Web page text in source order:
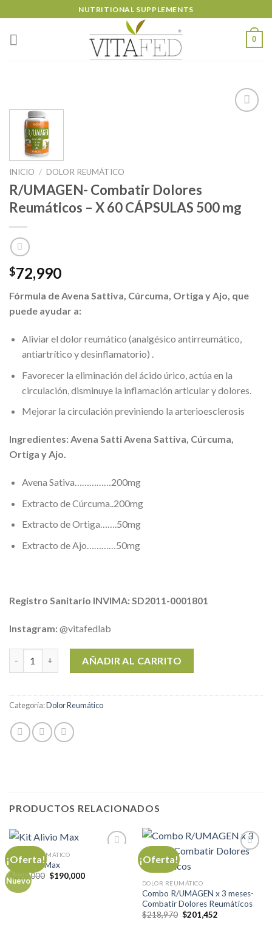
to
content
NUTRITIONAL SUPPLEMENTS
0
INICIO / DOLOR REUMÁTICO
R/UMAGEN- Combatir Dolores
Reumáticos – X 60 CÁPSULAS 500 mg
$72,990
Fórmula de Avena Sattiva, Cúrcuma, Ortiga y Ajo, que
puede ayudar a:
Aliviar el dolor reumático (analgésico antirreumático,
antiartrítico y desinflamatorio) .
Favorecer la eliminación del ácido úrico, actúa en la
circulación, disminuye la inflamación articular y dolores.
Mejorar la circulación previniendo la arterioesclerosis
Ingredientes: Avena SattiAvena Sattiva, Cúrcuma,
Ortiga y Ajo.
Avena Sativa……………200mg
Extracto de Cúrcuma..200mg
Extracto de Ortiga…….50mg
Extracto de Ajo…………50mg
Registro Sanitario INVIMA: SD2011-0001801
Instagram:@vitafedlab
R/UMAGEN- Combatir Dolores Reumáticos - X 60 CÁPSULAS
AÑADIR AL CARRITO
Categoría:Dolor Reumático
PRODUCTOS RELACIONADOS
¡Oferta!
Nuevo
DOLOR REUMÁTICO
Kit Alivio Max
$
220,000 El
precio
$190,000El
¡Oferta!
lista de
deseos
DOLOR REUMÁTICO
Combo R/UMAGEN x 3 meses-
Combatir Dolores Reumáticos
$218,970 El
precio
$201,452El